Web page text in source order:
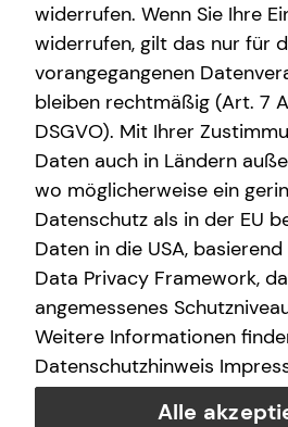
Als Ansprechpartner für die
Leben will ich dir Orientierung
Dienstleistung begeistern. Erst
hast, alles Finanzielle geregelt zu
Ziel erreicht.
Mehr über mich
widerrufen. Wenn Sie Ihre
widerrufen, gilt das nur für
vorangegangenen
bleiben rechtmäßig (Art. 7
DSGVO). Mit Ihrer
Daten auch in Ländern
wo möglicherweise ein
Datenschutz als in der EU
Daten in die USA,
Data Privacy Framework,
angemessenes
Weitere Informationen
Datenschutzhinweis
Alle